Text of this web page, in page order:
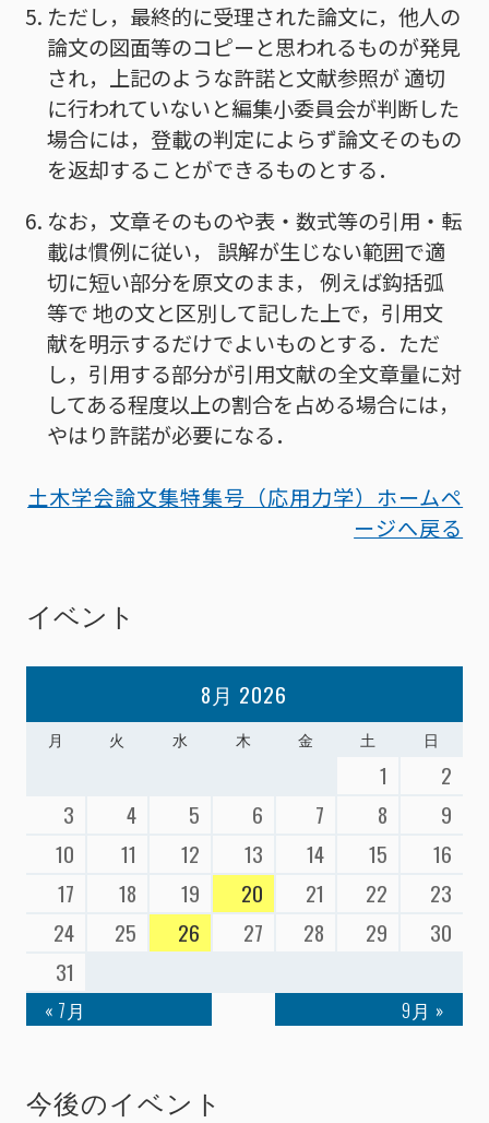
ただし，最終的に受理された論文に，他人の
論文の図面等のコピーと思われるものが発見
され，上記のような許諾と文献参照が 適切
に行われていないと編集小委員会が判断した
場合には，登載の判定によらず論文そのもの
を返却することができるものとする．
なお，文章そのものや表・数式等の引用・転
載は慣例に従い， 誤解が生じない範囲で適
切に短い部分を原文のまま， 例えば鈎括弧
等で 地の文と区別して記した上で，引用文
献を明示するだけでよいものとする．ただ
し，引用する部分が引用文献の全文章量に対
してある程度以上の割合を占める場合には，
やはり許諾が必要になる．
土木学会論文集特集号（応用力学）ホームペ
ージへ戻る
イベント
8月 2026
月 火 水 木 金 土 日
1
2
3
4 5 6 7 8
9
10
11 12 13 14 15
16
17
18 19 20 21 22
23
24
25 26 27 28 29
30
31
« 7月 9月 »
今後のイベント